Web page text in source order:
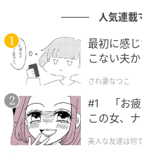
Aのピンクの下地を目の
顎先にのせ、スポンジ
る。くすみやシミ、毛
ーラーチークにCのリキ
ルし、顔の外側に向かっ
人気連載
最初に感
こない夫
され妻なつこ
#1 「お疲
この女、
美人な友達は何